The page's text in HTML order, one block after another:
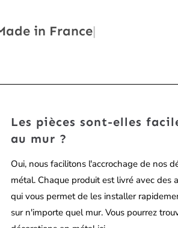
Les pièces sont-elles
au mur ?
Oui, nous facilitons l'accrochage de nos
métal. Chaque produit est livré avec des
qui vous permet de les installer
sur n'importe quel mur. Vous pourrez